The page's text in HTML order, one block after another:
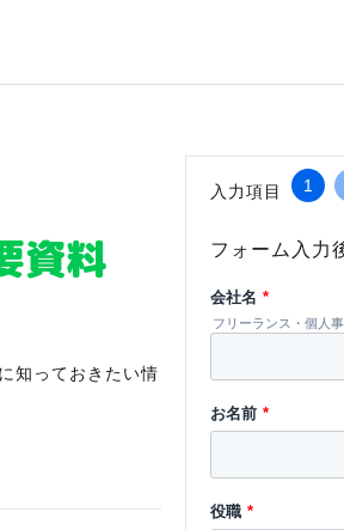
資料
知っておきたい情
入力項目 1
フォーム入力
会社名 *
フリーランス・個人
お名前 *
役職 *